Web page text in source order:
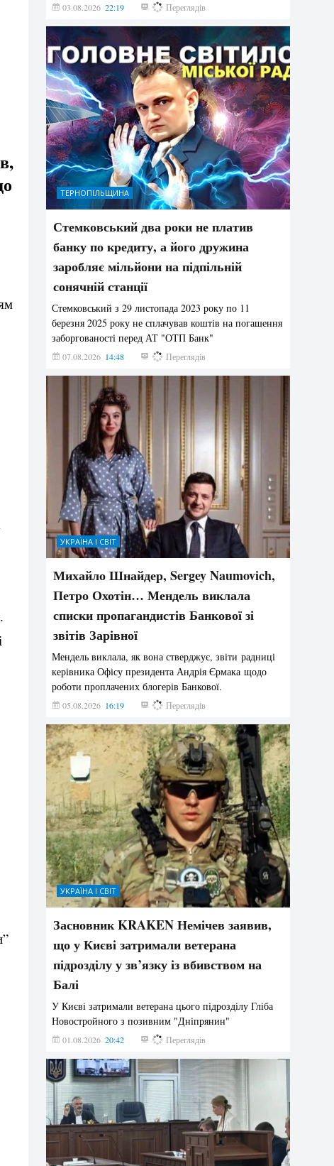
03.08.2026 22:19 873 Переглядів
ТЕРНОПІЛЬЩИНА
Стемковський два роки не платив
банку по кредиту, а його дружина
заробляє мільйони на підпільній
сонячній станції
Стемковський з 29 листопада 2023 року по 11
березня 2025 року не сплачував коштів на погашення
заборгованості перед АТ "ОТП Банк"
07.08.2026 14:48 351 Переглядів
УКРАЇНА І СВІТ
Михайло Шнайдер, Sergey Naumovich,
Петро Охотін… Мендель виклала
списки пропагандистів Банкової зі
звітів Зарівної
Мендель виклала, як вона стверджує, звіти радниці
керівника Офісу президента Андрія Єрмака щодо
роботи проплачених блогерів Банкової.
05.08.2026 16:19 231 Переглядів
УКРАЇНА І СВІТ
Засновник KRAKEN Немічев заявив,
що у Києві затримали ветерана
підрозділу у зв’язку із вбивством на
Балі
У Києві затримали ветерана цього підрозділу Гліба
Новостройного з позивним "Дніпрянин"
01.08.2026 20:42 196 Переглядів